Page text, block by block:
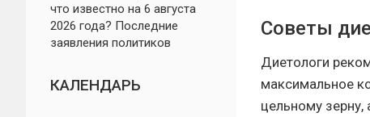
что известно на 6 августа
2026 года? Последние
заявления политиков
КАЛЕНДАРЬ
Советы
Диетологи
максимальное
цельному